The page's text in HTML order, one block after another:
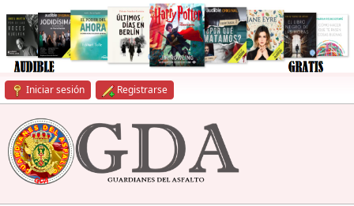
Iniciar sesión Registrarse